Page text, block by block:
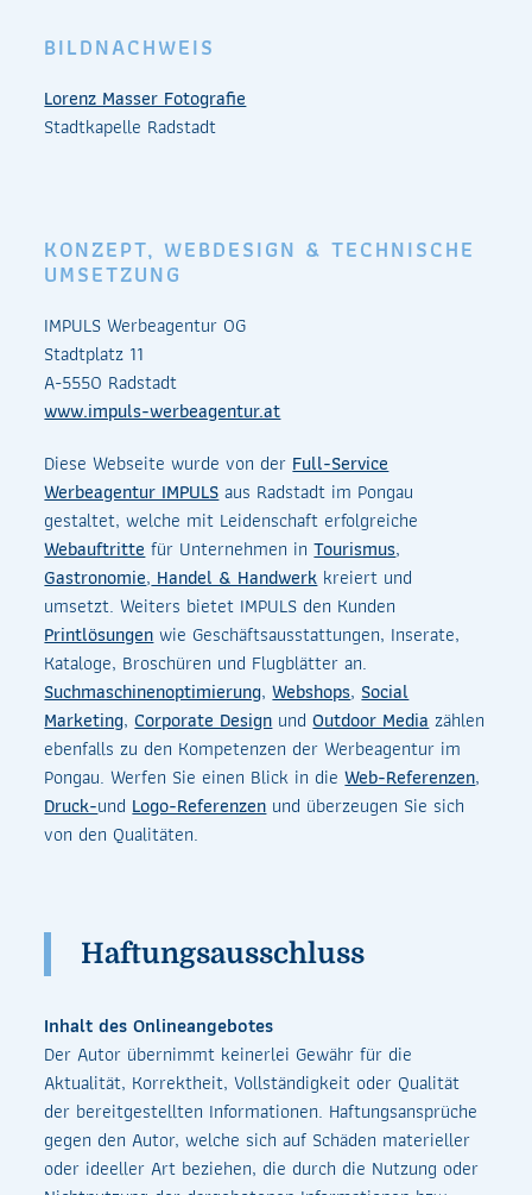
BILDNACHWEIS
Lorenz Masser Fotografie
Stadtkapelle Radstadt
KONZEPT, WEBDESIGN & TECHNISCHE
UMSETZUNG
IMPULS Werbeagentur OG
Stadtplatz 11
A-5550 Radstadt
www.impuls-werbeagentur.at
Diese Webseite wurde von der Full-Service
Werbeagentur IMPULS aus Radstadt im Pongau
gestaltet, welche mit Leidenschaft erfolgreiche
Webauftritte für Unternehmen inTourismus,
Gastronomie, Handel & Handwerk kreiert und
umsetzt. Weiters bietet IMPULS den Kunden
Printlösungen wie Geschäftsausstattungen, Inserate,
Kataloge, Broschüren und Flugblätter an.
Suchmaschinenoptimierung,Webshops, Social
Marketing,Corporate Design undOutdoor Media zählen
ebenfalls zu den Kompetenzen der Werbeagentur im
Pongau. Werfen Sie einen Blick in dieWeb-Referenzen,
Druck-und Logo-Referenzen und überzeugen Sie sich
von den Qualitäten.
Haftungsausschluss
Inhalt des Onlineangebotes
Der Autor übernimmt keinerlei Gewähr für die
Aktualität, Korrektheit, Vollständigkeit oder Qualität
der bereitgestellten Informationen. Haftungsansprüche
gegen den Autor, welche sich auf Schäden materieller
oder ideeller Art beziehen, die durch die Nutzung oder